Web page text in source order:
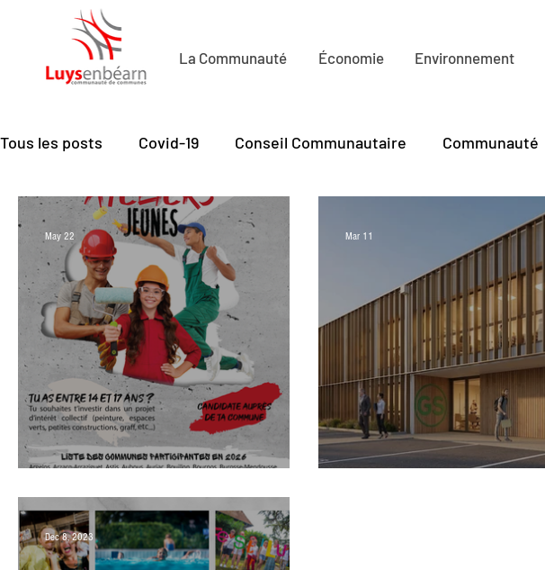
La Communauté Économie Environnement
Tous les posts Covid-19 Conseil Communautaire Communauté
Economie de Proximité Petite Enfance Tourisme
Mobilité Santé - seniors Emploi
May 22 Mar 11
Dec 8, 2023